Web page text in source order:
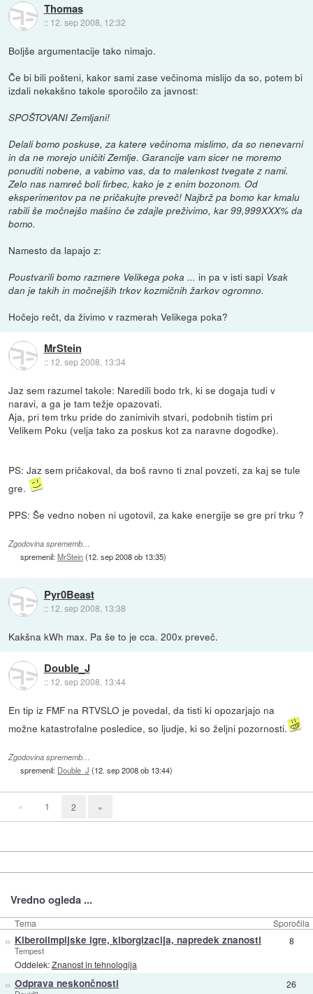
Thomas
:: 12. sep 2008, 12:32
Boljše argumentacije tako nimajo.
Če bi bili pošteni, kakor sami zase večinoma mislijo da so, potem bi
izdali nekakšno takole sporočilo za javnost:
SPOŠTOVANI Zemljani!
Delali bomo poskuse, za katere večinoma mislimo, da so nenevarni
in da ne morejo uničiti Zemlje. Garancije vam sicer ne moremo
ponuditi nobene, a vabimo vas, da to malenkost tvegate z nami.
Zelo nas namreč boli firbec, kako je z enim bozonom. Od
eksperimentov pa ne pričakujte preveč! Najbrž pa bomo kar kmalu
rabili še močnejšo mašino če zdajle preživimo, kar 99,999XXX% da
bomo.
Namesto da lapajo z:
Poustvarili bomo razmere Velikega poka ... in pa v isti sapi Vsak
dan je takih in močnejših trkov kozmičnih žarkov ogromno.
Hočejo rečt, da živimo v razmerah Velikega poka?
MrStein
:: 12. sep 2008, 13:34
Jaz sem razumel takole: Naredili bodo trk, ki se dogaja tudi v
naravi, a ga je tam težje opazovati.
Aja, pri tem trku pride do zanimivih stvari, podobnih tistim pri
Velikem Poku (velja tako za poskus kot za naravne dogodke).
PS: Jaz sem pričakoval, da boš ravno ti znal povzeti, za kaj se tule
gre.
PPS: Še vedno noben ni ugotovil, za kake energije se gre pri trku ?
Zgodovina sprememb…
spremenil:MrStein(12. sep 2008 ob 13:35)
Pyr0Beast
:: 12. sep 2008, 13:38
Kakšna kWh max. Pa še to je cca. 200x preveč.
Double_J
:: 12. sep 2008, 13:44
En tip iz FMF na RTVSLO je povedal, da tisti ki opozarjajo na
možne katastrofalne posledice, so ljudje, ki so željni pozornosti.
Zgodovina sprememb…
spremenil: Double_J (12. sep 2008 ob 13:44)
« 1 2 »
Vredno ogleda ...
Tema Sporočila
» Kiberolimpijske igre, kiborgizacija, napredek znanosti
Tempest
Oddelek:Znanost in tehnologija
8
» Odprava neskončnosti 26